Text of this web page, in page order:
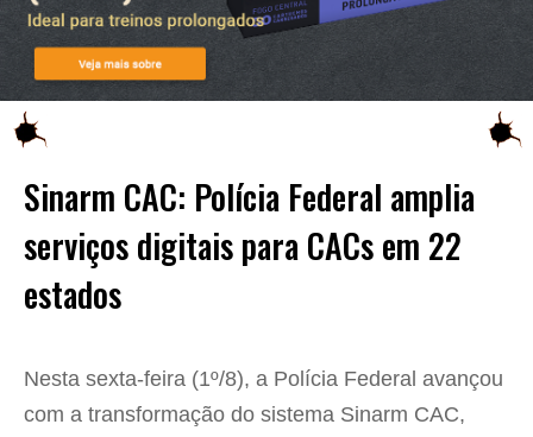
Sinarm CAC: Polícia Federal amplia
serviços digitais para CACs em 22
estados
Nesta sexta-feira (1º/8), a Polícia Federal avançou
com a transformação do sistema Sinarm CAC,